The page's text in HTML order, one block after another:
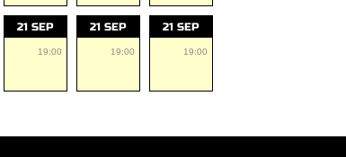
21 SEP
19:00
21 SEP
19:00
21 SEP
19:00